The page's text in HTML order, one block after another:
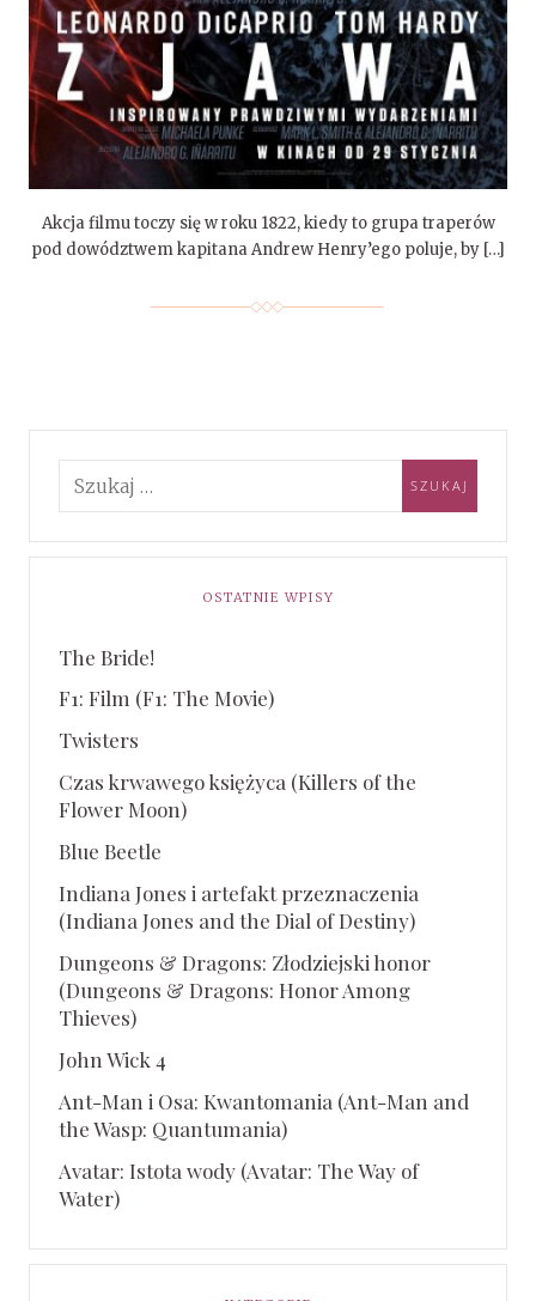
Akcja filmu toczy się w roku 1822, kiedy to grupa traperów
pod dowództwem kapitana Andrew Henry’ego poluje, by […]
OSTATNIE WPISY
The Bride!
F1: Film (F1: The Movie)
Twisters
Czas krwawego księżyca (Killers of the
Flower Moon)
Blue Beetle
Indiana Jones i artefakt przeznaczenia
(Indiana Jones and the Dial of Destiny)
Dungeons & Dragons: Złodziejski honor
(Dungeons & Dragons: Honor Among
Thieves)
John Wick 4
Ant-Man i Osa: Kwantomania (Ant-Man and
the Wasp: Quantumania)
Avatar: Istota wody (Avatar: The Way of
Water)